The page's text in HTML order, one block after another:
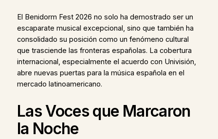
El Benidorm Fest 2026 no solo ha demostrado ser un
escaparate musical excepcional, sino que también ha
consolidado su posición como un fenómeno cultural
que trasciende las fronteras españolas. La cobertura
internacional, especialmente el acuerdo con Univisión,
abre nuevas puertas para la música española en el
mercado latinoamericano.
Las Voces que Marcaron
la Noche